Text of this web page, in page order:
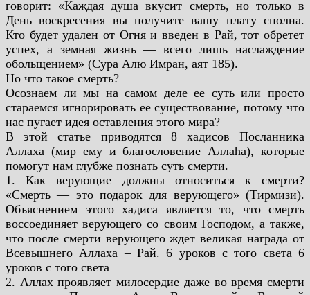
говорит: «Каждая душа вкусит смерть, но только в
День воскресения вы получите вашу плату сполна.
Кто будет удален от Огня и введен в Рай, тот обретет
успех, а земная жизнь — всего лишь наслаждение
обольщением» (Сура Алю Имран, аят 185).
Но что такое смерть?
Осознаем ли мы на самом деле ее суть или просто
стараемся игнорировать ее существование, потому что
нас пугает идея оставления этого мира?
В этой статье приводятся 8 хадисов Посланника
Аллаха (мир ему и благословение Аллаhа), которые
помогут нам глубже познать суть смерти.
1. Как верующие должны относиться к смерти?
«Смерть — это подарок для верующего» (Тирмизи).
Объяснением этого хадиса является то, что смерть
воссоединяет верующего со своим Господом, а также,
что после смерти верующего ждет великая награда от
Всевышнего Аллаха – Рай. 6 уроков с того света 6
уроков с того света
2. Аллах проявляет милосердие даже во время смерти